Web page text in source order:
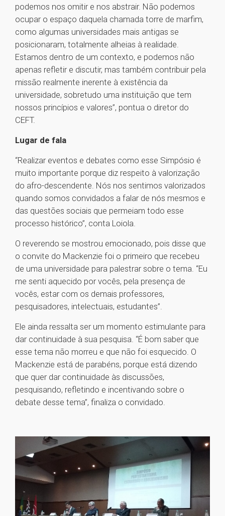
podemos nos omitir e nos abstrair. Não podemos
ocupar o espaço daquela chamada torre de marfim,
como algumas universidades mais antigas se
posicionaram, totalmente alheias à realidade.
Estamos dentro de um contexto, e podemos não
apenas refletir e discutir, mas também contribuir pela
missão realmente inerente à existência da
universidade, sobretudo uma instituição que tem
nossos princípios e valores”, pontua o diretor do
CEFT.
Lugar de fala
“Realizar eventos e debates como esse Simpósio é
muito importante porque diz respeito à valorização
do afro-descendente. Nós nos sentimos valorizados
quando somos convidados a falar de nós mesmos e
das questões sociais que permeiam todo esse
processo histórico”, conta Loiola.
O reverendo se mostrou emocionado, pois disse que
o convite do Mackenzie foi o primeiro que recebeu
de uma universidade para palestrar sobre o tema. “Eu
me senti aquecido por vocês, pela presença de
vocês, estar com os demais professores,
pesquisadores, intelectuais, estudantes”.
Ele ainda ressalta ser um momento estimulante para
dar continuidade à sua pesquisa. “É bom saber que
esse tema não morreu e que não foi esquecido. O
Mackenzie está de parabéns, porque está dizendo
que quer dar continuidade às discussões,
pesquisando, refletindo e incentivando sobre o
debate desse tema”, finaliza o convidado.